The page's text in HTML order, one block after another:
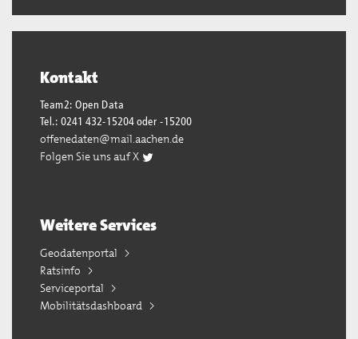
Kontakt
Team2: Open Data
Tel.: 0241 432-15204 oder -15200
offenedaten@mail.aachen.de
Folgen Sie uns auf X
Weitere Services
Geodatenportal
Ratsinfo
Serviceportal
Mobilitätsdashboard